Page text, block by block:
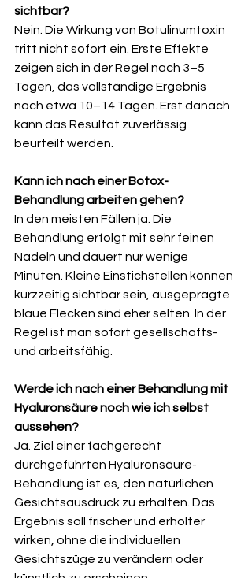
sichtbar?
Nein. Die Wirkung von Botulinumtoxin
tritt nicht sofort ein. Erste Effekte
zeigen sich in der Regel nach 3–5
Tagen, das vollständige Ergebnis
nach etwa 10–14 Tagen. Erst danach
kann das Resultat zuverlässig
beurteilt werden.
Kann ich nach einer Botox-
Behandlung arbeiten gehen?
In den meisten Fällen ja. Die
Behandlung erfolgt mit sehr feinen
Nadeln und dauert nur wenige
Minuten. Kleine Einstichstellen können
kurzzeitig sichtbar sein, ausgeprägte
blaue Flecken sind eher selten. In der
Regel ist man sofort gesellschafts-
und arbeitsfähig.
Werde ich nach einer Behandlung mit
Hyaluronsäure noch wie ich selbst
aussehen?
Ja. Ziel einer fachgerecht
durchgeführten Hyaluronsäure-
Behandlung ist es, den natürlichen
Gesichtsausdruck zu erhalten. Das
Ergebnis soll frischer und erholter
wirken, ohne die individuellen
Gesichtszüge zu verändern oder